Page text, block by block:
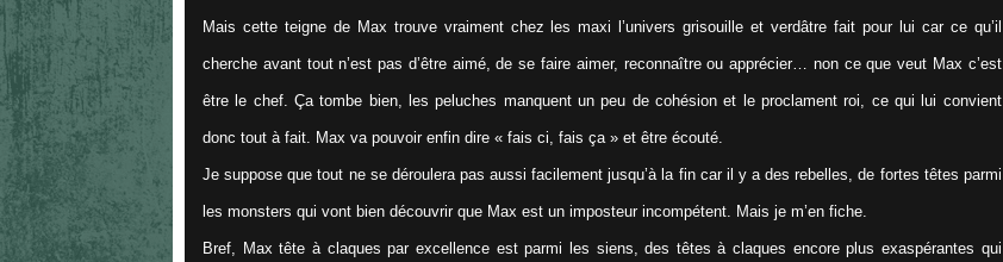
Mais cette teigne de Max trouve vraiment chez les maxi l’univers grisouille et verdâtre fait pour lui car ce qu’il
cherche avant tout n’est pas d’être aimé, de se faire aimer, reconnaître ou apprécier… non ce que veut Max c’est
être le chef. Ça tombe bien, les peluches manquent un peu de cohésion et le proclament roi, ce qui lui convient
donc tout à fait. Max va pouvoir enfin dire « fais ci, fais ça » et être écouté.
Je suppose que tout ne se déroulera pas aussi facilement jusqu’à la fin car il y a des rebelles, de fortes têtes parmi
les monsters qui vont bien découvrir que Max est un imposteur incompétent. Mais je m’en fiche.
Bref, Max tête à claques par excellence est parmi les siens, des têtes à claques encore plus exaspérantes qui